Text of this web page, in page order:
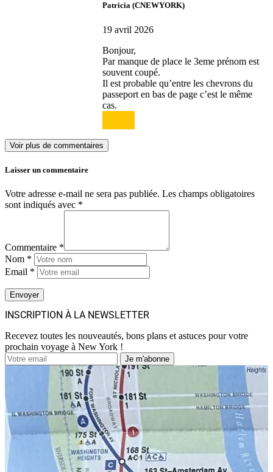
Patricia (CNEWYORK)
19 avril 2026
Bonjour,
Par manque de place le 3eme prénom est
souvent coupé.
Il est probable qu’entre les chevrons du
passeport en bas de page c’est le même
cas.
Voir plus de commentaires
Laisser un commentaire
Votre adresse e-mail ne sera pas publiée. Les champs obligatoires
sont indiqués avec *
Commentaire *
Nom *
Email *
INSCRIPTION À LA NEWSLETTER
Recevez toutes les nouveautés, bons plans et astuces pour votre
prochain voyage à New York !
Je m'abonne